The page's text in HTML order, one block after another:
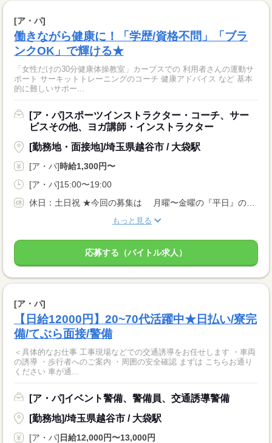
[ア・パ]
働きながら健康に！「学歴/資格不問」「ブラ
ンクOK」で輝ける★
「女性だけの30分健康体操教室」カーブスでの 利用者さんの運動サ
ポート サーキットトレーニングのコーチ 健康アドバイス など 基本
的に難しいサポー...
[ア・パ]スポーツインストラクター・コーチ、サー
ビスその他、ヨガ講師・インストラクター
[勤務地・面接地]/埼玉県越谷市 / 大袋駅
[ア・パ]時給1,300円〜
[ア・パ]15:00〜19:00
もっと見る
応募する（バイトル求人）
[ア・パ]
【日給12000円】20~70代活躍中★日払い/寮完
備/てぶら面接/警備
＜具体的なお仕事 工事現場などでの交通誘導をお任せします ・車両
の誘導 ・歩行者へのご案内 ・周囲の安全確認 まずは こちらお通り
ください 車が通...
[ア・パ]イベント警備、警備員、交通誘導警備
[勤務地]/埼玉県越谷市 / 大袋駅
[ア・パ] 日給12,000円〜13,000円